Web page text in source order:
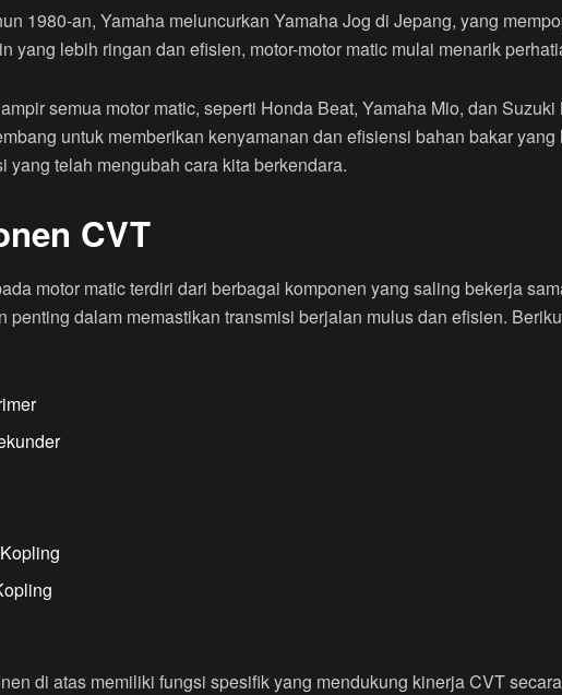
1980-an, Yamaha meluncurkan Yamaha Jog di Jepang, yang
yang lebih ringan dan efisien, motor-motor matic mulai menarik
semua motor matic, seperti Honda Beat, Yamaha Mio, dan
untuk memberikan kenyamanan dan efisiensi bahan bakar
yang telah mengubah cara kita berkendara.
CVT
motor matic terdiri dari berbagai komponen yang saling bekerja
penting dalam memastikan transmisi berjalan mulus dan efisien.
di atas memiliki fungsi spesifik yang mendukung kinerja CVT